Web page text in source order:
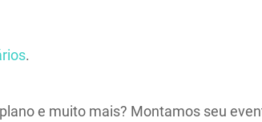
.
e muito mais? Montamos seu